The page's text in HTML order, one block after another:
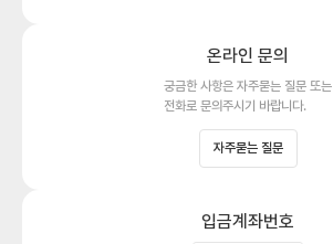
온라인 문의
궁금한 사항은 자주묻는 질문 또는
전화로 문의주시기 바랍니다.
자주묻는 질문
입금계좌번호